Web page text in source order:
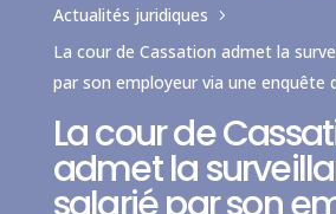
Actualités juridiques 5
La cour de Cassation admet la
par son employeur via une enquête
La cour de
admet la